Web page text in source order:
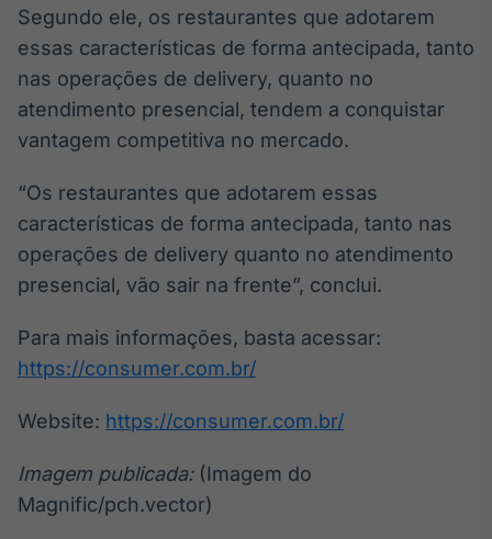
Segundo ele, os restaurantes que adotarem
essas características de forma antecipada, tanto
nas operações de delivery, quanto no
atendimento presencial, tendem a conquistar
vantagem competitiva no mercado.
“Os restaurantes que adotarem essas
características de forma antecipada, tanto nas
operações de delivery quanto no atendimento
presencial, vão sair na frente”, conclui.
Para mais informações, basta acessar:
https://consumer.com.br/
Website: https://consumer.com.br/
Imagem publicada:(Imagem do
Magnific/pch.vector)